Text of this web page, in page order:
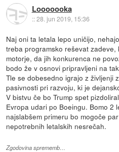
Looooooka
::28. jun 2019, 15:36
Naj oni ta letala lepo uničijo,
treba programsko reševat zadeve,
motorje, da jih konkurenca ne
bodo že v osnovi pripravljeni na
Tle se dobesedno igrajo z življenji
pasivnosti pri razvoju, ki je
V bistvu če bo Trump spet
Evropa udari po Boeingu. Bomo 2
najslabšem primeru bo mogoče
nepotrebnih letalskih nesrečah.
Zgodovina sprememb…